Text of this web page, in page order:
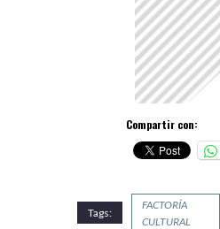
Compartir con:
Tags:
FACTORÍA
CULTURAL